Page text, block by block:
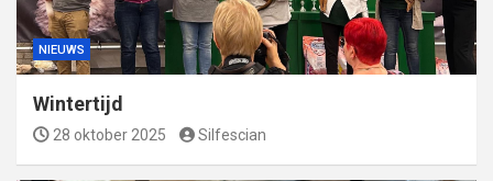
NIEUWS
Wintertijd
28 oktober 2025 Silfescian